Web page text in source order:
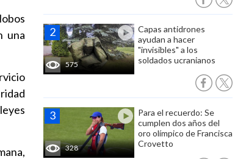
575
Capas antidrones
ayudan a hacer
"invisibles" a los
soldados ucranianos
328
Para el recuerdo: Se
cumplen dos años del
oro olímpico de Francisca
Crovetto
una